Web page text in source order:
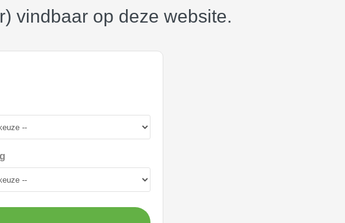
vindbaar op deze website.